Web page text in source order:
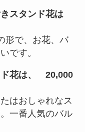
スタンド花は
形で、お花、バ
です。
花は、
20,000
はおしゃれなス
一番人気のバル